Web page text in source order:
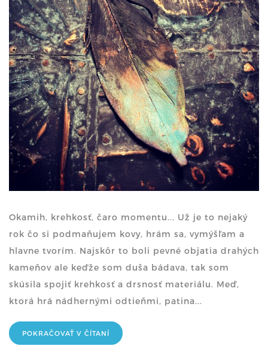
Okamih, krehkosť, čaro momentu... Už je to nejaký
rok čo si podmaňujem kovy, hrám sa, vymýšľam a
hlavne tvorím. Najskôr to boli pevné objatia drahých
kameňov ale keďže som duša bádava, tak som
skúsila spojiť krehkosť a drsnosť materiálu. Meď,
ktorá hrá nádhernými odtieňmi, patina...
POKRAČOVAŤ V ČÍTANÍ